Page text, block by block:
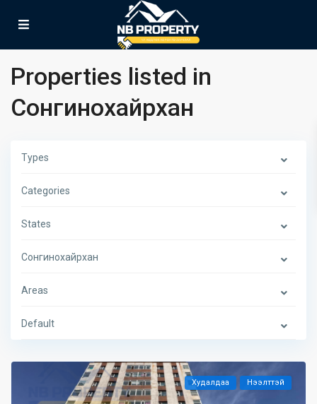
Properties listed in
Сонгинохайрхан
Types
Categories
States
Сонгинохайрхан
Areas
Default
Худалдаа Нээлттэй